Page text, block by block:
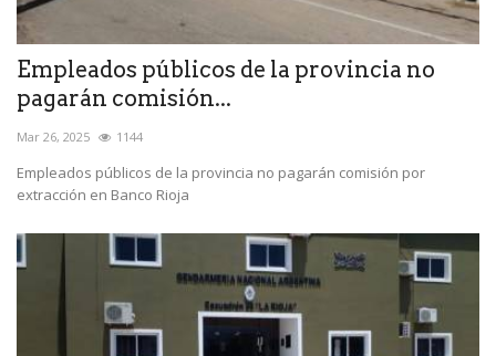
Empleados públicos de la provincia no
pagarán comisión...
Mar 26, 2025 1144
Empleados públicos de la provincia no pagarán comisión por
extracción en Banco Rioja